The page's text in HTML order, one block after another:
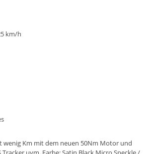
km/h
wenig Km mit dem neuen 50Nm Motor und